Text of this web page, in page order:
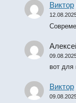
Виктор
вот для
Виктор